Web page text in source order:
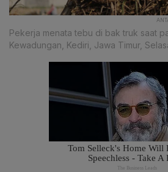
Pekerja menata tebu di bak truk saat
Kewadungan, Kediri, Jawa Timur,